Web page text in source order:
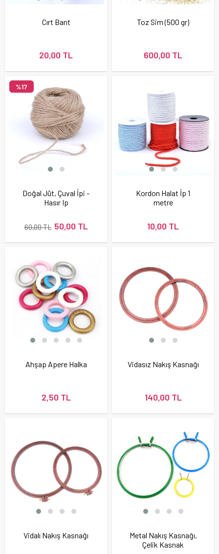
Cırt Bant
20,00 TL
Toz Sim (500 gr)
600,00 TL
Doğal Jüt, Çuval İpi -
Hasır Ip
50,00 TL
60,00 TL
%17
Kordon Halat İp 1
metre
10,00 TL
Ahşap Apere Halka
2,50 TL
Vidasız Nakış Kasnağı
140,00 TL
Vidalı Nakış Kasnağı
Metal Nakış Kasnağı,
Çelik Kasnak